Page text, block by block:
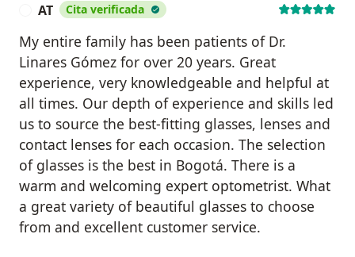
AT Cita verificada
My entire family has been patients of Dr.
Linares Gómez for over 20 years. Great
experience, very knowledgeable and helpful at
all times. Our depth of experience and skills led
us to source the best-fitting glasses, lenses and
contact lenses for each occasion. The selection
of glasses is the best in Bogotá. There is a
warm and welcoming expert optometrist. What
a great variety of beautiful glasses to choose
from and excellent customer service.